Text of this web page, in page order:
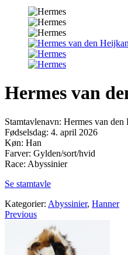
Hermes van
Stamtavlenavn: Hermes van den
Fødselsdag: 4. april 2026
Køn: Han
Farver: Gylden/sort/hvid
Race: Abyssinier
Se stamtavle
Kategorier: Abyssinier, Hanner
Previous